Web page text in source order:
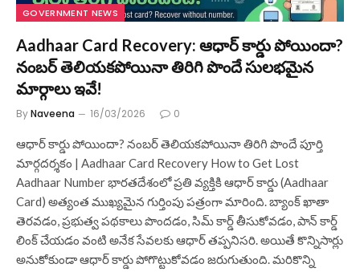
GOVERNMENT NEWS
Aadhaar Card Recovery: ఆధార్ కార్డు పోయిందా?
నంబర్ తెలియకపోయినా తిరిగి పొందే సులభమైన
మార్గాలు ఇవే!
ByNaveena 16/03/2026 0
ఆధార్ కార్డు పోయిందా? నంబర్ తెలియకపోయినా తిరిగి పొందే పూర్తి
మార్గదర్శకం | Aadhaar Card Recovery How to Get Lost
Aadhaar Number భారతదేశంలో ప్రతి వ్యక్తికి ఆధార్ కార్డు (Aadhaar
Card) అత్యంత ముఖ్యమైన గుర్తింపు పత్రంగా మారింది. బ్యాంక్ ఖాతా
తెరవడం, ప్రభుత్వ పథకాలు పొందడం, సిమ్ కార్డ్ తీసుకోవడం, పాన్ కార్డ్
లింక్ చేయడం వంటి అనేక సేవలకు ఆధార్ తప్పనిసరి. అయితే కొన్నిసార్లు
అనుకోకుండా ఆధార్ కార్డు పోగొట్టుకోవడం జరుగుతుంది. మరికొన్ని